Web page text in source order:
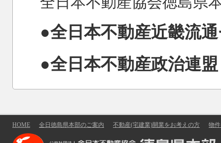
●全日本不動産近畿流
●全日本不動産政治連盟
HOME 全日徳島県本部のご案内 不動産(宅建業)開業をお考えの方 物